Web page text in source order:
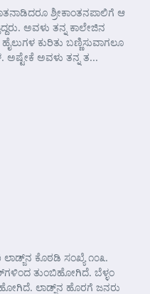
ಶ್ರೀಕಾಂತನಪಾಲಿಗೆ ಆ
ಅವಳು ತನ್ನ ಕಾಲೇಜಿನ
ಕುರಿತು ಬಣ್ಣಿಸುವಾಗಲೂ
ಅವಳು ತನ್ನ ತ...
ಕೊಠಡಿ ಸಂಖ್ಯೆ ೧೦೩.
ತುಂಬಿಹೋಗಿದೆ. ಬೆಳ್ಳಂ
ಲಾಡ್ಜ್‌ನ ಹೊರಗೆ ಜನರು